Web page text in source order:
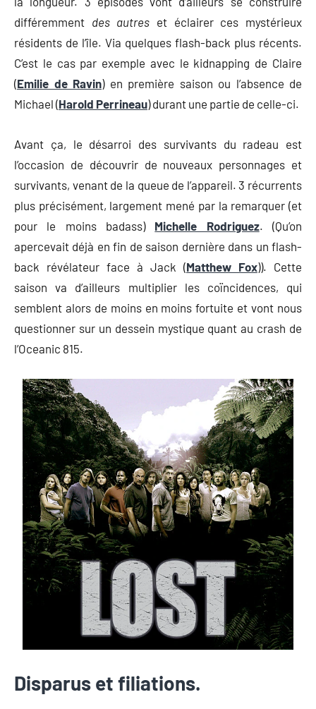
différemment des autres et éclairer ces mystérieux
résidents de l’île. Via quelques flash-back plus récents.
C’est le cas par exemple avec le kidnapping de Claire
(Emilie de Ravin) en première saison ou l’absence de
Michael (Harold Perrineau) durant une partie de celle-ci.
Avant ça, le désarroi des survivants du radeau est
l’occasion de découvrir de nouveaux personnages et
survivants, venant de la queue de l’appareil. 3 récurrents
plus précisément, largement mené par la remarquer (et
pour le moins badass) Michelle Rodriguez. (Qu’on
apercevait déjà en fin de saison dernière dans un flash-
back révélateur face à Jack (Matthew Fox)). Cette
saison va d’ailleurs multiplier les coïncidences, qui
semblent alors de moins en moins fortuite et vont nous
questionner sur un dessein mystique quant au crash de
l’Oceanic 815.
Disparus et filiations.